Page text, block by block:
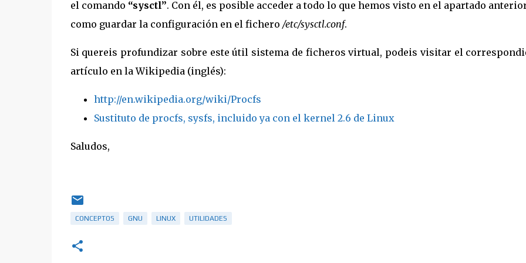
el comando “sysctl”. Con él, es posible acceder a todo lo que hemos visto en el apartado
como guardar la configuración en el fichero /etc/sysctl.conf.
Si quereis profundizar sobre este útil sistema de ficheros virtual, podeis visitar el
artículo en la Wikipedia (inglés):
http://en.wikipedia.org/wiki/Procfs
Sustituto de procfs, sysfs, incluido ya con el kernel 2.6 de Linux
Saludos,
CONCEPTOS GNU LINUX UTILIDADES